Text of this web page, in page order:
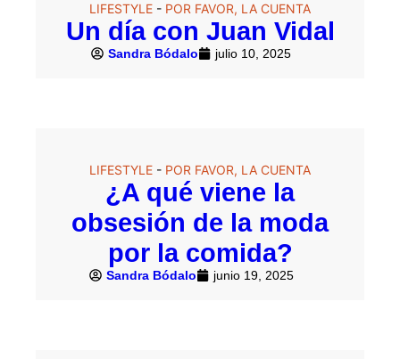
LIFESTYLE - POR FAVOR, LA CUENTA
Un día con Juan Vidal
Sandra Bódalo julio 10, 2025
LIFESTYLE - POR FAVOR, LA CUENTA
¿A qué viene la
obsesión de la moda
por la comida?
Sandra Bódalo junio 19, 2025